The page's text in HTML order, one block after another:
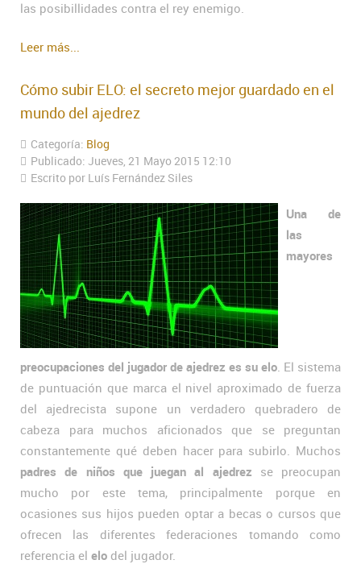
las posibillidades contra el rey enemigo.
Leer más...
Cómo subir ELO: el secreto mejor guardado en el
mundo del ajedrez
Categoría: Blog
Publicado: Jueves, 21 Mayo 2015 12:10
Escrito por Luís Fernández Siles
Una de
las
mayores
preocupaciones del jugador de ajedrez es su elo . El sistema
de puntuación que marca el nivel aproximado de fuerza
del ajedrecista supone un verdadero quebradero de
cabeza para muchos aficionados que se preguntan
constantemente qué deben hacer para subirlo. Muchos
padres de niños que juegan al ajedrez se preocupan
mucho por este tema, principalmente porque en
ocasiones sus hijos pueden optar a becas o cursos que
ofrecen las diferentes federaciones tomando como
referencia el elo del jugador.